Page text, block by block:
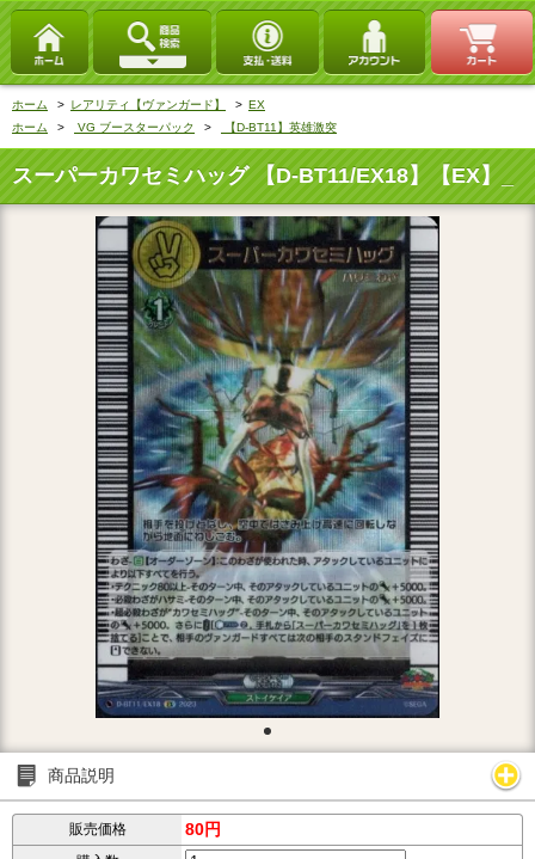
ホーム > レアリティ【ヴァンガード】 > EX
ホーム
> VG ブースターパック > 【D-BT11】英雄激突
スーパーカワセミハッグ 【D-BT11/EX18】【EX】_
商品説明
販売価格 80円